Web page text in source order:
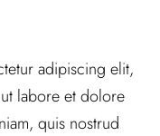
adipiscing elit,
labore et dolore
quis nostrud